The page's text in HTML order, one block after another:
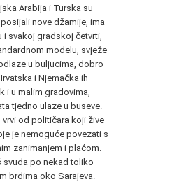
Arabija i Turska su
nove džamije, ima
i svakoj gradskoj četvrti,
modelu, svježe
u buljucima, dobro
i Njemačka ih
i u malim gradovima,
tjedno ulaze u buseve.
vrvi od političara koji žive
je nemoguće povezati s
zanimanjem i plaćom.
svuda po nekad toliko
brdima oko Sarajeva.